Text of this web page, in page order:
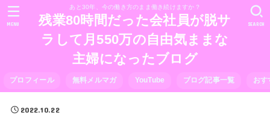
あと30年、今の働き方のまま働き続けますか？
残業80時間だった会社員が脱サ
ラして月550万の自由気ままな
主婦になったブログ
プロフィール 無料メルマガ YouTube ブログ記事一覧 おす
SEARCH
MENU
2022.10.22